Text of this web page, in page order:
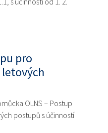
pro
OLNS – Postup
postupů s účinností